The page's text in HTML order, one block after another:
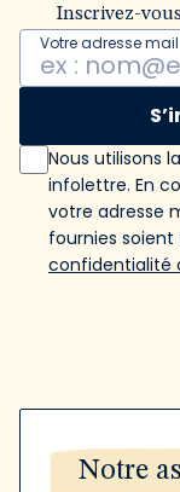
Inscrivez-
Votre adresse mail
Nous utilisons
infolettre. En
votre adresse
fournies
confidentialité
Notre